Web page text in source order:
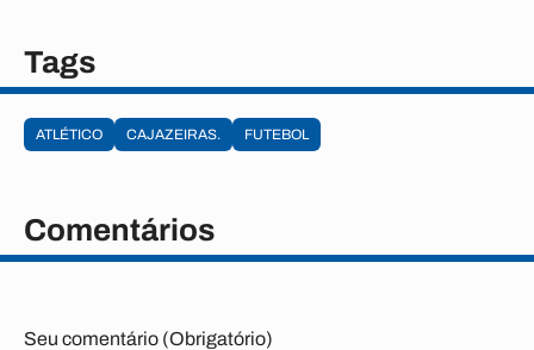
Tags
ATLÉTICO CAJAZEIRAS. FUTEBOL
Comentários
Seu comentário (Obrigatório)